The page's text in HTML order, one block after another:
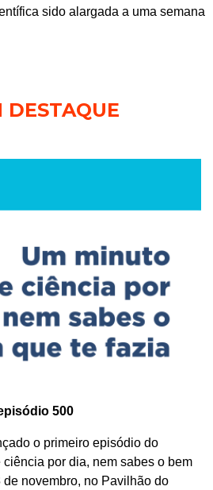
sido alargada a uma semana
DESTAQUE
do
sabes o bem
do
Passadas quase
Viva, foram